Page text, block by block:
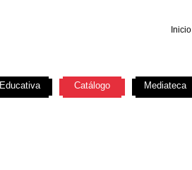
Inicio
Educativa Catálogo Mediateca